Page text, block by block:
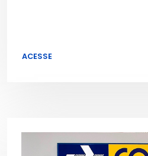
ACESSE